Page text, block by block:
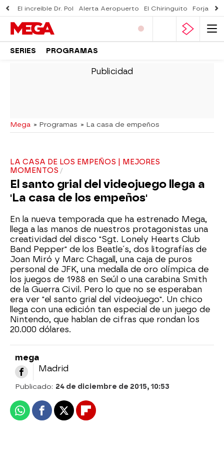
El increíble Dr. Pol Alerta Aeropuerto El Chiringuito Forjado
SERIES PROGRAMAS
Mega » Programas » La casa de empeños
LA CASA DE LOS EMPEÑOS | MEJORES
MOMENTOS
El santo grial del videojuego llega a
'La casa de los empeños'
En la nueva temporada que ha estrenado Mega,
llega a las manos de nuestros protagonistas una
creatividad del disco "Sgt. Lonely Hearts Club
Band Pepper" de los Beatle´s, dos litografías de
Joan Miró y Marc Chagall, una caja de puros
personal de JFK, una medalla de oro olímpica de
los juegos de 1988 en Seúl o una carabina Smith
de la Guerra Civil. Pero lo que no se esperaban
era ver "el santo grial del videojuego". Un chico
llega con una edición tan especial de un juego de
Nintendo, que hablan de cifras que rondan los
20.000 dólares.
mega
Madrid
Publicado: 24 de diciembre de 2015, 10:53
WhatsappFacebook
X Flipboard